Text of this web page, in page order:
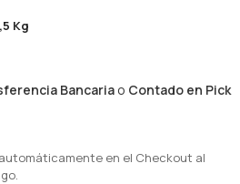
Kg
Bancaria o Contado en Pick
en el Checkout al